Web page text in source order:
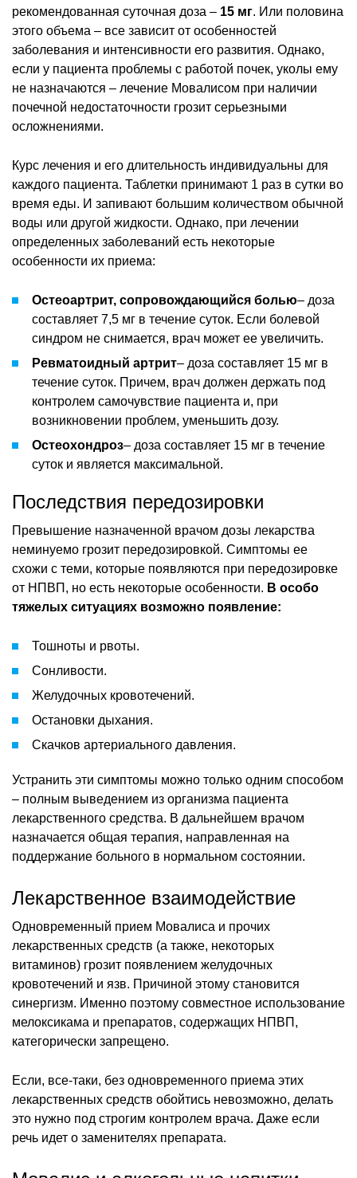
рекомендованная суточная доза – 15 мг. Или половина
этого объема – все зависит от особенностей
заболевания и интенсивности его развития. Однако,
если у пациента проблемы с работой почек, уколы ему
не назначаются – лечение Мовалисом при наличии
почечной недостаточности грозит серьезными
осложнениями.
Курс лечения и его длительность индивидуальны для
каждого пациента. Таблетки принимают 1 раз в сутки во
время еды. И запивают большим количеством обычной
воды или другой жидкости. Однако, при лечении
определенных заболеваний есть некоторые
особенности их приема:
Остеоартрит, сопровождающийся болью– доза
составляет 7,5 мг в течение суток. Если болевой
синдром не снимается, врач может ее увеличить.
Ревматоидный артрит– доза составляет 15 мг в
течение суток. Причем, врач должен держать под
контролем самочувствие пациента и, при
возникновении проблем, уменьшить дозу.
Остеохондроз– доза составляет 15 мг в течение
суток и является максимальной.
Последствия передозировки
Превышение назначенной врачом дозы лекарства
неминуемо грозит передозировкой. Симптомы ее
схожи с теми, которые появляются при передозировке
от НПВП, но есть некоторые особенности. В особо
тяжелых ситуациях возможно появление:
Тошноты и рвоты.
Сонливости.
Желудочных кровотечений.
Остановки дыхания.
Скачков артериального давления.
Устранить эти симптомы можно только одним способом
– полным выведением из организма пациента
лекарственного средства. В дальнейшем врачом
назначается общая терапия, направленная на
поддержание больного в нормальном состоянии.
Лекарственное взаимодействие
Одновременный прием Мовалиса и прочих
лекарственных средств (а также, некоторых
витаминов) грозит появлением желудочных
кровотечений и язв. Причиной этому становится
синергизм. Именно поэтому совместное использование
мелоксикама и препаратов, содержащих НПВП,
категорически запрещено.
Если, все-таки, без одновременного приема этих
лекарственных средств обойтись невозможно, делать
это нужно под строгим контролем врача. Даже если
речь идет о заменителях препарата.